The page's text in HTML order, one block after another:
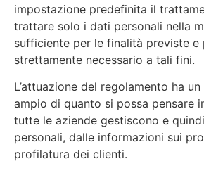
impostazione predefinita il
trattare solo i dati personali nella
sufficiente per le finalità previste e
strettamente necessario a tali fini.
L’attuazione del regolamento ha
ampio di quanto si possa pensare
tutte le aziende gestiscono e
personali, dalle informazioni sui
profilatura dei clienti.